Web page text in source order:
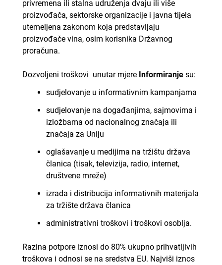
privremena ili stalna udruženja dvaju ili više
proizvođača, sektorske organizacije i javna tijela
utemeljena zakonom koja predstavljaju
proizvođače vina, osim korisnika Državnog
proračuna.
Dozvoljeni troškovi unutar mjere Informiranjesu:
sudjelovanje u informativnim kampanjama
sudjelovanje na događanjima, sajmovima i
izložbama od nacionalnog značaja ili
značaja za Uniju
oglašavanje u medijima na tržištu država
članica (tisak, televizija, radio, internet,
društvene mreže)
izrada i distribucija informativnih materijala
za tržište država članica
administrativni troškovi i troškovi osoblja.
Razina potpore iznosi do 80% ukupno prihvatljivih
troškova i odnosi se na sredstva EU. Najviši iznos